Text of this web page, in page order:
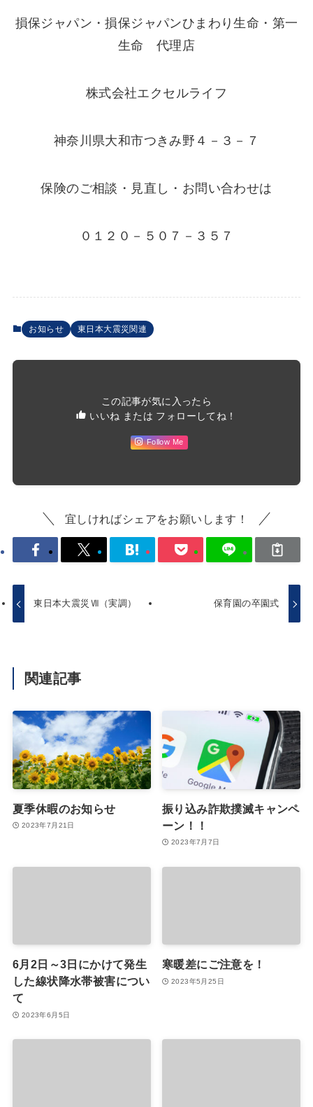
損保ジャパン・損保ジャパンひまわり生命・第一
生命 代理店
株式会社エクセルライフ
神奈川県大和市つきみ野４－３－７
保険のご相談・見直し・お問い合わせは
０１２０－５０７－３５７
お知らせ 東日本大震災関連
この記事が気に入ったら
いいね または フォローしてね！
Follow Me
宜しければシェアをお願いします！
東日本大震災Ⅶ（実調） 保育園の卒園式
関連記事
夏季休暇のお知らせ
2023年7月21日
振り込み詐欺撲滅キャンペ
ーン！！
2023年7月7日
6月2日～3日にかけて発生
した線状降水帯被害につい
て
2023年6月5日
寒暖差にご注意を！
2023年5月25日